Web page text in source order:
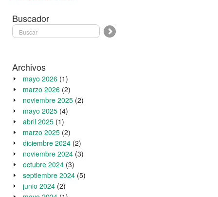
Buscador
Archivos
mayo 2026 (1)
marzo 2026 (2)
noviembre 2025 (2)
mayo 2025 (4)
abril 2025 (1)
marzo 2025 (2)
diciembre 2024 (2)
noviembre 2024 (3)
octubre 2024 (3)
septiembre 2024 (5)
junio 2024 (2)